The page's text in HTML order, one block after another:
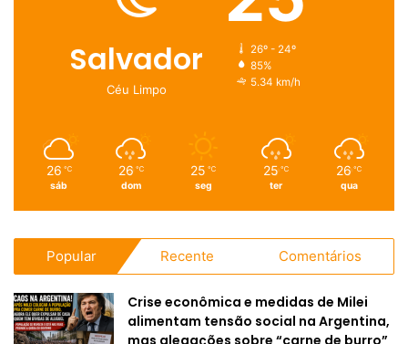
Salvador
Céu Limpo
26º - 24º
85%
5.34 km/h
26 ℃
sáb
26 ℃
dom
25 ℃
seg
25 ℃
ter
26 ℃
qua
Popular Recente Comentários
Crise econômica e medidas de Milei
alimentam tensão social na Argentina,
mas alegações sobre “carne de burro”